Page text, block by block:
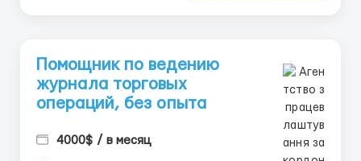
Помощник по ведению
журнала торговых
операций, без опыта
4000$ / в месяц